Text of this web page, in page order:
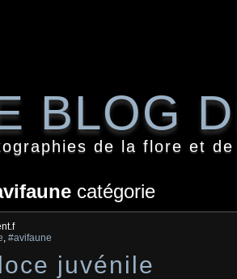
BLOG
de la flore et
catégorie
, #avifaune
juvénile